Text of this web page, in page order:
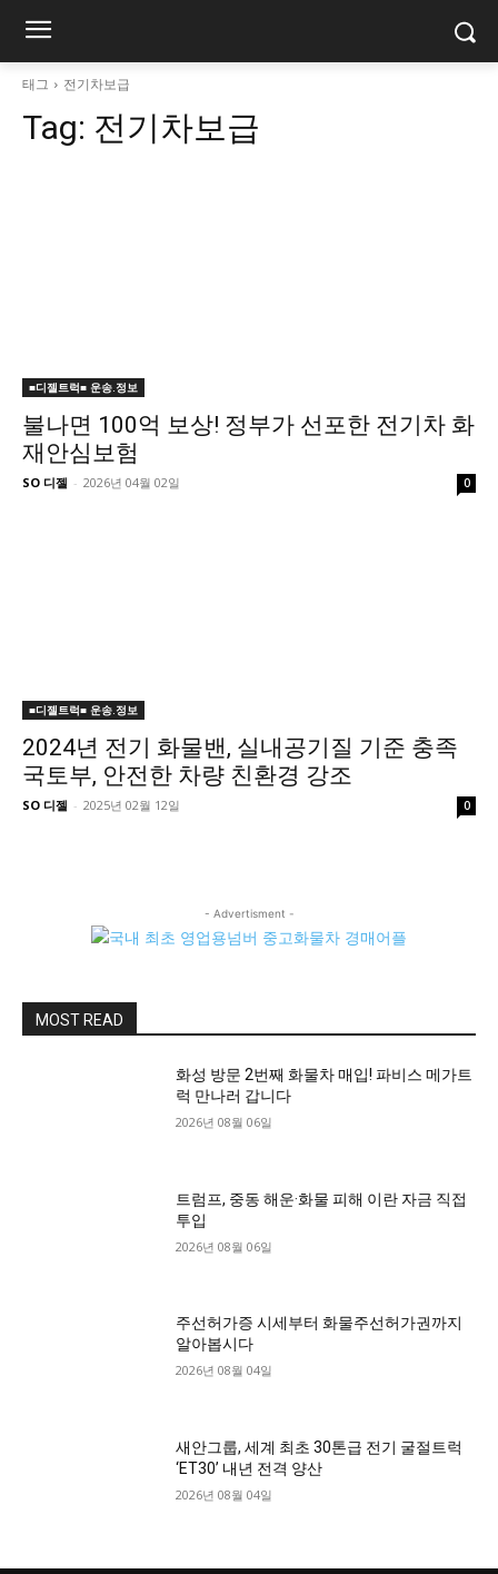
태그 전기차보급
Tag: 전기차보급
■디젤트럭■ 운송.정보
불나면 100억 보상! 정부가 선포한 전기차 화
재안심보험
SO 디젤 - 2026년 04월 02일 0
■디젤트럭■ 운송.정보
2024년 전기 화물밴, 실내공기질 기준 충족
국토부, 안전한 차량 친환경 강조
SO 디젤 - 2025년 02월 12일 0
- Advertisment -
MOST READ
화성 방문 2번째 화물차 매입! 파비스 메가트
럭 만나러 갑니다
2026년 08월 06일
트럼프, 중동 해운·화물 피해 이란 자금 직접
투입
2026년 08월 06일
주선허가증 시세부터 화물주선허가권까지
알아봅시다
2026년 08월 04일
새안그룹, 세계 최초 30톤급 전기 굴절트럭
‘ET30’ 내년 전격 양산
2026년 08월 04일